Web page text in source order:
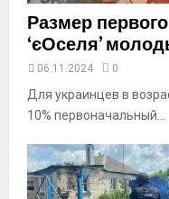
Размер
‘єОселя’
06.11.2024 0
Для украинцев в
10% первоначальный...